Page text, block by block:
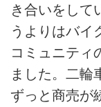
き合いをして
うよりはバイ
コミュニティ
ました。二輪
ずっと商売が